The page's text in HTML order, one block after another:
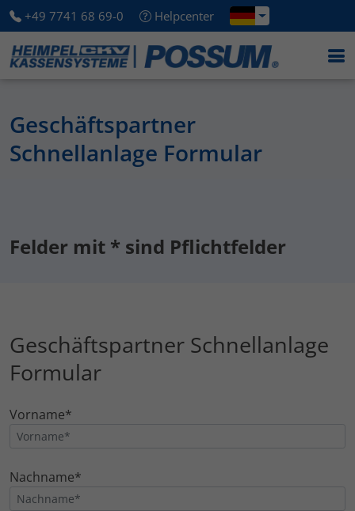
+49 7741 68 69-0 Helpcenter
Geschäftspartner
Schnellanlage Formular
Felder mit * sind Pflichtfelder
Geschäftspartner Schnellanlage
Formular
Vorname*
Nachname*